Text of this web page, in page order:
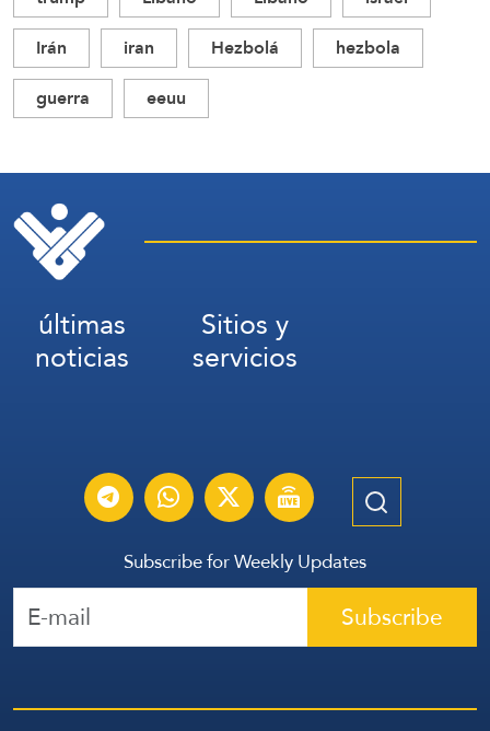
Irán
iran Hezbolá
hezbola
guerra
eeuu
últimas
noticias
Sitios y
servicios
Subscribe for Weekly Updates
Subscribe